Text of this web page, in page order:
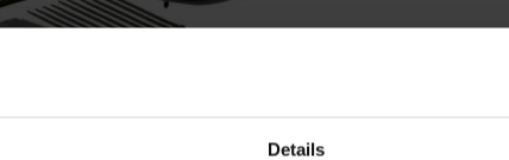
Details